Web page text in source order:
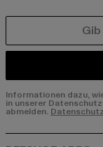
Informationen dazu,
in unserer
abmelden.